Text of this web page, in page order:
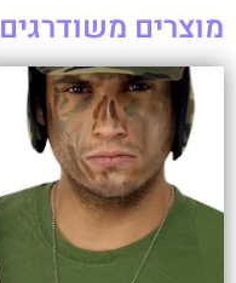
מוצרים משודרגים